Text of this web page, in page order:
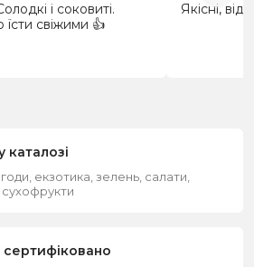
і соковиті.
їсти свіжими 👍
Якісні,
каталозі
екзотика, зелень, салати,
сухофрукти